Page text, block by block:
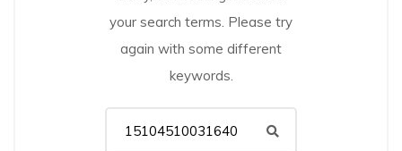
your search terms. Please try
again with some different
keywords.